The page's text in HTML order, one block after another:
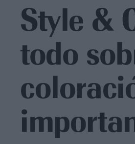
Style &
todo